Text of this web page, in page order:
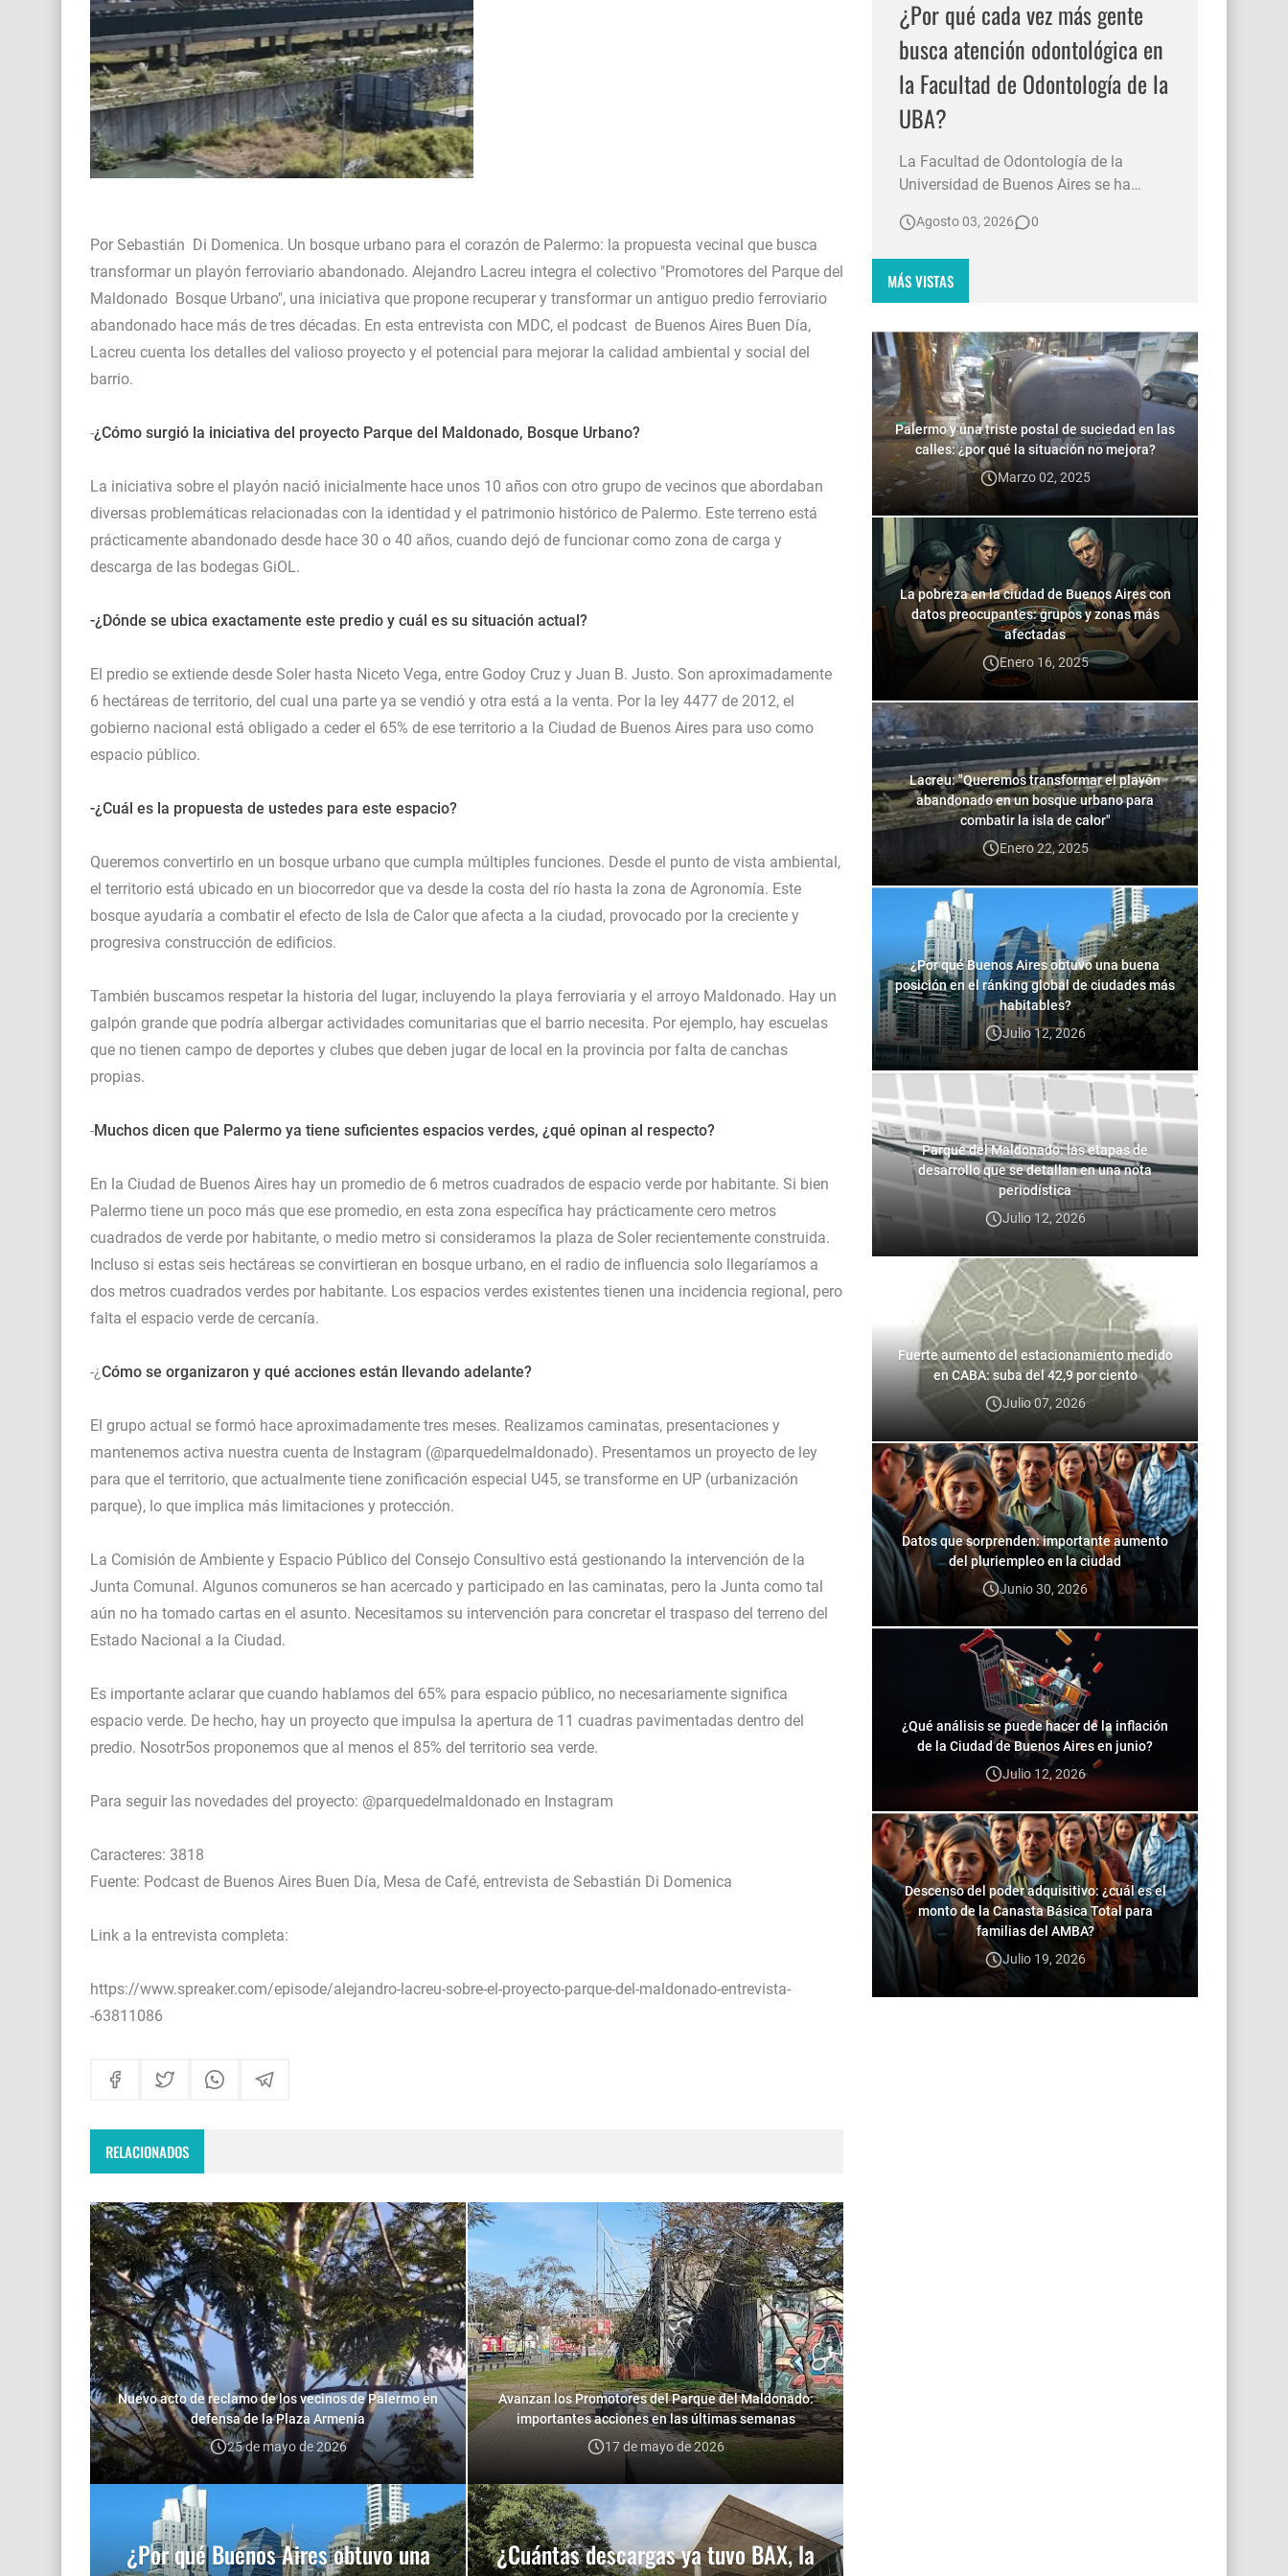
Por Sebastián Di Domenica. Un bosque urbano para el corazón de Palermo: la propuesta vecinal que busca
transformar un playón ferroviario abandonado. Alejandro Lacreu integra el colectivo "Promotores del Parque del
Maldonado Bosque Urbano", una iniciativa que propone recuperar y transformar un antiguo predio ferroviario
abandonado hace más de tres décadas. En esta entrevista con MDC, el podcast de Buenos Aires Buen Día,
Lacreu cuenta los detalles del valioso proyecto y el potencial para mejorar la calidad ambiental y social del
barrio.
-¿Cómo surgió la iniciativa del proyecto Parque del Maldonado, Bosque Urbano?
La iniciativa sobre el playón nació inicialmente hace unos 10 años con otro grupo de vecinos que abordaban
diversas problemáticas relacionadas con la identidad y el patrimonio histórico de Palermo. Este terreno está
prácticamente abandonado desde hace 30 o 40 años, cuando dejó de funcionar como zona de carga y
descarga de las bodegas GiOL.
-¿Dónde se ubica exactamente este predio y cuál es su situación actual?
El predio se extiende desde Soler hasta Niceto Vega, entre Godoy Cruz y Juan B. Justo. Son aproximadamente
6 hectáreas de territorio, del cual una parte ya se vendió y otra está a la venta. Por la ley 4477 de 2012, el
gobierno nacional está obligado a ceder el 65% de ese territorio a la Ciudad de Buenos Aires para uso como
espacio público.
-¿Cuál es la propuesta de ustedes para este espacio?
Queremos convertirlo en un bosque urbano que cumpla múltiples funciones. Desde el punto de vista ambiental,
el territorio está ubicado en un biocorredor que va desde la costa del río hasta la zona de Agronomía. Este
bosque ayudaría a combatir el efecto de Isla de Calor que afecta a la ciudad, provocado por la creciente y
progresiva construcción de edificios.
También buscamos respetar la historia del lugar, incluyendo la playa ferroviaria y el arroyo Maldonado. Hay un
galpón grande que podría albergar actividades comunitarias que el barrio necesita. Por ejemplo, hay escuelas
que no tienen campo de deportes y clubes que deben jugar de local en la provincia por falta de canchas
propias.
-Muchos dicen que Palermo ya tiene suficientes espacios verdes, ¿qué opinan al respecto?
En la Ciudad de Buenos Aires hay un promedio de 6 metros cuadrados de espacio verde por habitante. Si bien
Palermo tiene un poco más que ese promedio, en esta zona específica hay prácticamente cero metros
cuadrados de verde por habitante, o medio metro si consideramos la plaza de Soler recientemente construida.
Incluso si estas seis hectáreas se convirtieran en bosque urbano, en el radio de influencia solo llegaríamos a
dos metros cuadrados verdes por habitante. Los espacios verdes existentes tienen una incidencia regional, pero
falta el espacio verde de cercanía.
-¿Cómo se organizaron y qué acciones están llevando adelante?
El grupo actual se formó hace aproximadamente tres meses. Realizamos caminatas, presentaciones y
mantenemos activa nuestra cuenta de Instagram (@parquedelmaldonado). Presentamos un proyecto de ley
para que el territorio, que actualmente tiene zonificación especial U45, se transforme en UP (urbanización
parque), lo que implica más limitaciones y protección.
La Comisión de Ambiente y Espacio Público del Consejo Consultivo está gestionando la intervención de la
Junta Comunal. Algunos comuneros se han acercado y participado en las caminatas, pero la Junta como tal
aún no ha tomado cartas en el asunto. Necesitamos su intervención para concretar el traspaso del terreno del
Estado Nacional a la Ciudad.
Es importante aclarar que cuando hablamos del 65% para espacio público, no necesariamente significa
espacio verde. De hecho, hay un proyecto que impulsa la apertura de 11 cuadras pavimentadas dentro del
predio. Nosotr5os proponemos que al menos el 85% del territorio sea verde.
Para seguir las novedades del proyecto: @parquedelmaldonado en Instagram
Caracteres: 3818
Fuente: Podcast de Buenos Aires Buen Día, Mesa de Café, entrevista de Sebastián Di Domenica
Link a la entrevista completa:
https://www.spreaker.com/episode/alejandro-lacreu-sobre-el-proyecto-parque-del-maldonado-entrevista-
-63811086
RELACIONADOS
Nuevo acto de reclamo de los vecinos de Palermo en
defensa de la Plaza Armenia
25 de mayo de 2026
Avanzan los Promotores del Parque del Maldonado:
importantes acciones en las últimas semanas
17 de mayo de 2026
¿Por qué Buenos Aires obtuvo una
¿Cuántas descargas ya tuvo BAX, la
¿Por qué cada vez más gente
busca atención odontológica en
la Facultad de Odontología de la
UBA?
La Facultad de Odontología de la
Universidad de Buenos Aires se ha
personas que buscan acceso a
económico adverso. Durante las
vacaciones de invierno, las filas para
desde las 7:00 a.…
Agosto 03, 2026 0
MÁS VISTAS
Palermo y una triste postal de suciedad en las
calles: ¿por qué la situación no mejora?
Marzo 02, 2025
La pobreza en la ciudad de Buenos Aires con
datos preocupantes: grupos y zonas más
afectadas
Enero 16, 2025
Lacreu: "Queremos transformar el playón
abandonado en un bosque urbano para
combatir la isla de calor"
Enero 22, 2025
¿Por qué Buenos Aires obtuvo una buena
posición en el ránking global de ciudades más
habitables?
Julio 12, 2026
Parque del Maldonado: las etapas de
desarrollo que se detallan en una nota
periodística
Julio 12, 2026
Fuerte aumento del estacionamiento medido
en CABA: suba del 42,9 por ciento
Julio 07, 2026
Datos que sorprenden: importante aumento
del pluriempleo en la ciudad
Junio 30, 2026
¿Qué análisis se puede hacer de la inflación
de la Ciudad de Buenos Aires en junio?
Julio 12, 2026
Descenso del poder adquisitivo: ¿cuál es el
monto de la Canasta Básica Total para
familias del AMBA?
Julio 19, 2026